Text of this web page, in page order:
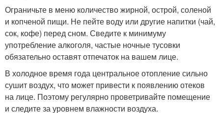
Ограничьте в меню количество жирной, острой, соленой
и копченой пищи. Не пейте воду или другие напитки (чай,
сок, кофе) перед сном. Сведите к минимуму
употребление алкоголя, частые ночные тусовки
обязательно оставят отпечаток на вашем лице.
В холодное время года центральное отопление сильно
сушит воздух, что может привести к появлению отеков
на лице. Поэтому регулярно проветривайте помещение
и следите за уровнем влажности воздуха.